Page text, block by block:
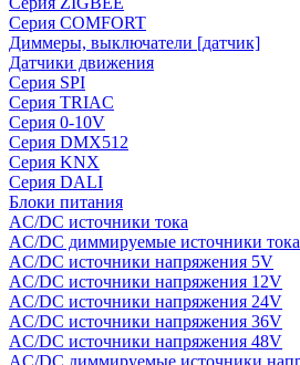
Серия COMFORT
Диммеры, выключатели [датчик]
Датчики движения
Серия SPI
Серия TRIAC
Серия 0-10V
Серия DMX512
Серия KNX
Серия DALI
Блоки питания
AC/DC источники тока
AC/DC диммируемые источники тока
AC/DC источники напряжения 5V
AC/DC источники напряжения 12V
AC/DC источники напряжения 24V
AC/DC источники напряжения 36V
AC/DC источники напряжения 48V
AC/DC диммируемые источники